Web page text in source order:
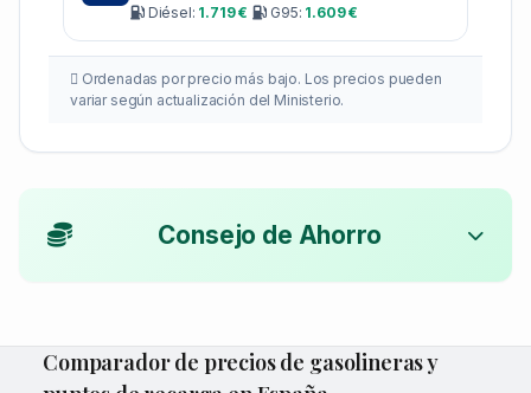
Diésel: 1.719 € G95: 1.609 €
Ordenadas por precio más bajo. Los precios pueden
variar según actualización del Ministerio.
Consejo de Ahorro
Comparador de precios de gasolineras y